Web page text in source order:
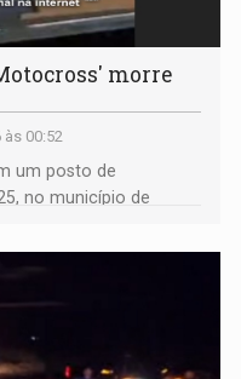
morre
00:52
um posto de
no município de